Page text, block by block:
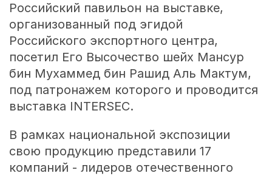
Российский павильон на выставке,
организованный под эгидой
Российского экспортного центра,
посетил Его Высочество шейх Мансур
бин Мухаммед бин Рашид Аль Мактум,
под патронажем которого и проводится
выставка INTERSEC.
В рамках национальной экспозиции
свою продукцию представили 17
компаний - лидеров отечественного